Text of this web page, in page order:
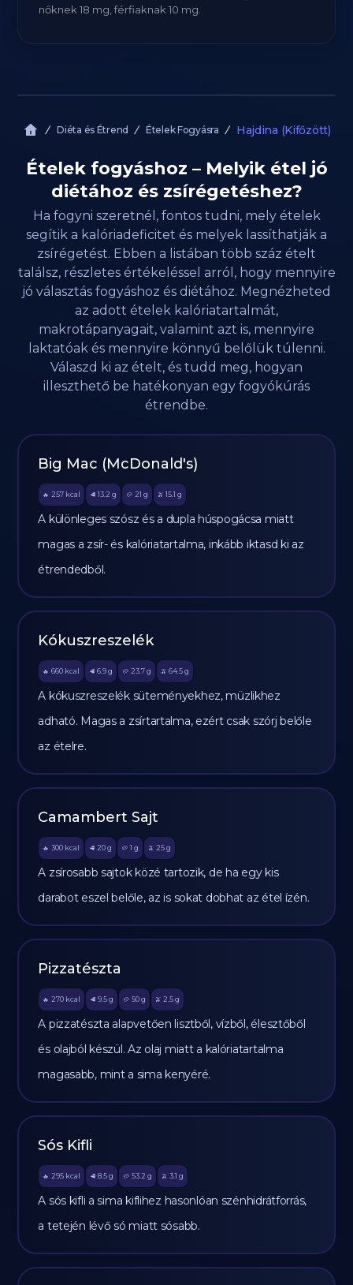
nőknek 18 mg, férfiaknak 10 mg.
Diéta és Étrend Ételek Fogyásra Hajdina (Kifőzött)
Ételek fogyáshoz – Melyik étel jó
diétához és zsírégetéshez?
Ha fogyni szeretnél, fontos tudni, mely ételek
segítik a kalóriadeficitet és melyek lassíthatják a
zsírégetést. Ebben a listában több száz ételt
találsz, részletes értékeléssel arról, hogy mennyire
jó választás fogyáshoz és diétához. Megnézheted
az adott ételek kalóriatartalmát,
makrotápanyagait, valamint azt is, mennyire
laktatóak és mennyire könnyű belőlük túlenni.
Válaszd ki az ételt, és tudd meg, hogyan
illeszthető be hatékonyan egy fogyókúrás
étrendbe.
Big Mac (McDonald's)
🔥 257 kcal 🥩 13.2 g 🥔 21 g 🫒 15.1 g
A különleges szósz és a dupla húspogácsa miatt
magas a zsír- és kalóriatartalma, inkább iktasd ki az
étrendedből.
Kókuszreszelék
🔥 660 kcal 🥩 6.9 g 🥔 23.7g 🫒 64.5 g
A kókuszreszelék süteményekhez, müzlikhez
adható. Magas a zsírtartalma, ezért csak szórj belőle
az ételre.
Camambert Sajt
🔥 300 kcal 🥩 20 g 🥔 1 g 🫒 25 g
A zsírosabb sajtok közé tartozik, de ha egy kis
darabot eszel belőle, az is sokat dobhat az étel ízén.
Pizzatészta
🔥 270 kcal 🥩 9.5 g 🥔 50g 🫒 2.5 g
A pizzatészta alapvetően lisztből, vízből, élesztőből
és olajból készül. Az olaj miatt a kalóriatartalma
magasabb, mint a sima kenyéré.
Sós Kifli
🔥 295 kcal 🥩 8.5 g 🥔 53.2 g 🫒 3.1 g
A sós kifli a sima kiflihez hasonlóan szénhidrátforrás,
a tetején lévő só miatt sósabb.